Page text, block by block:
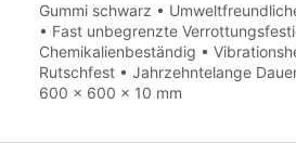
Gummi schwarz •
• Fast unbegrenzte
Chemikalienbeständig •
Rutschfest • Jahrzehntelange
600 x 600 x 10 mm